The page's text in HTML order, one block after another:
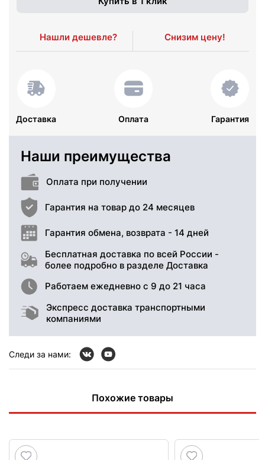
Нашли дешевле? Снизим цену!
Доставка Оплата Гарантия
Наши преимущества
Оплата при получении
Гарантия на товар до 24 месяцев
Гарантия обмена, возврата - 14 дней
Бесплатная доставка по всей России -
более подробно в разделе Доставка
Работаем ежедневно с 9 до 21 часа
Экспресс доставка транспортными
компаниями
Следи за нами:
Похожие товары